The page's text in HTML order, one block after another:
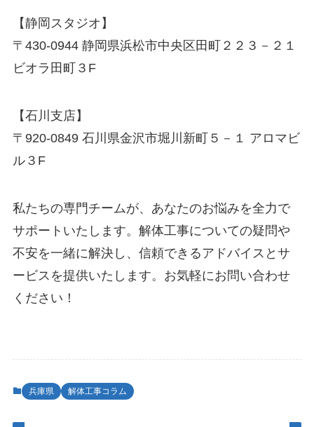
【静岡スタジオ】
〒430-0944 静岡県浜松市中央区田町２２３－２１
ビオラ田町３F
【石川支店】
〒920-0849 石川県金沢市堀川新町５－１ アロマビ
ル３F
私たちの専門チームが、あなたのお悩みを全力で
サポートいたします。解体工事についての疑問や
不安を一緒に解決し、信頼できるアドバイスとサ
ービスを提供いたします。お気軽にお問い合わせ
ください！
兵庫県 解体工事コラム